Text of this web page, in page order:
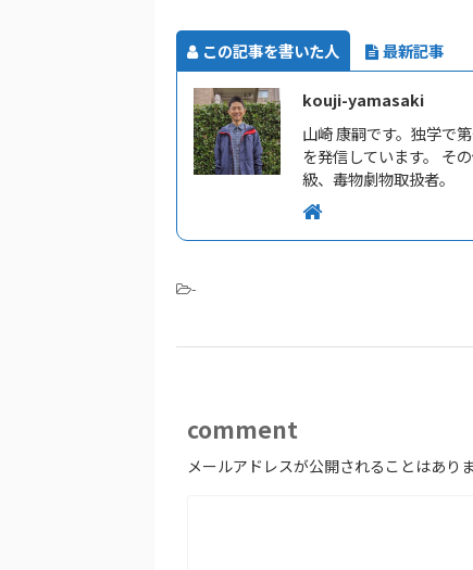
この記事を書いた人 最新記事
kouji-yamasaki
山崎 康嗣です。独学で
を発信しています。 そ
級、毒物劇物取扱者。
-
comment
メールアドレスが公開されることはありま